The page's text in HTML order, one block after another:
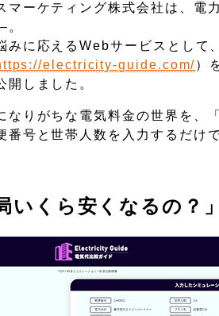
マーケティング株式会社は、電
みに応えるWebサービスとして
electricity-guide.com/）
開しました。
なりがちな電気料金の世界を、
番号と世帯人数を入力するだけ
いくら安くなるの